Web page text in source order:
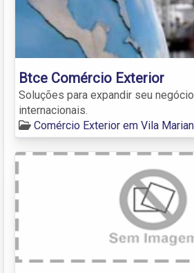
Btce Comércio Exterior
Soluções para expandir seu
internacionais.
Comércio Exterior em Vila